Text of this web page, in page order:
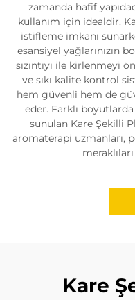
zamanda hafif
kullanım için idealdir.
istifleme imkanı
esansiyel yağlarınızın
sızıntıyı ile kirlenmeyi
ve sıkı kalite kontrol
hem güvenli hem de
eder. Farklı
sunulan Kare Şekilli
aromaterapi uzmanları,
Kare